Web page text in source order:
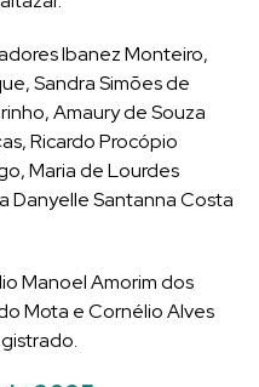
Ibanez Monteiro,
Sandra Simões de
Amaury de Souza
Ricardo Procópio
Maria de Lourdes
Danyelle Santanna Costa
Manoel Amorim dos
Mota e Cornélio Alves